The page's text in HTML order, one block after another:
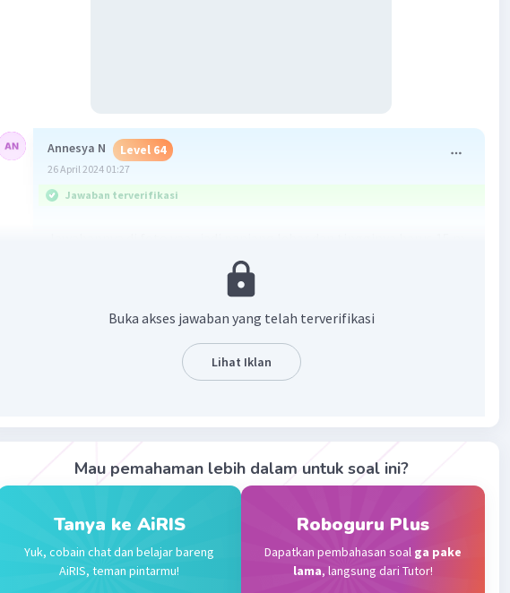
Annesya N Level 64
26 April 2024 01:27
Jawaban terverifikasi
agar diperoleh volume yg sama yaitu 3.375m³
Beri Rating
Kawaii K Level 2
01 Mei 2024 03:41
Jawabannya 3.375 cm3
Buka akses jawaban yang telah terverifikasi
Lihat Iklan
Mau pemahaman lebih dalam untuk soal ini?
Tanya ke AiRIS
Yuk, cobain chat dan belajar bareng
AiRIS, teman pintarmu!
Roboguru Plus
Dapatkan pembahasan soal ga pake
lama, langsung dari Tutor!